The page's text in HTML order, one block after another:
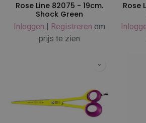
Rose Line 82075 - 19cm.
Shock Green
Inloggen | Registreren om
prijs te zien
Rose